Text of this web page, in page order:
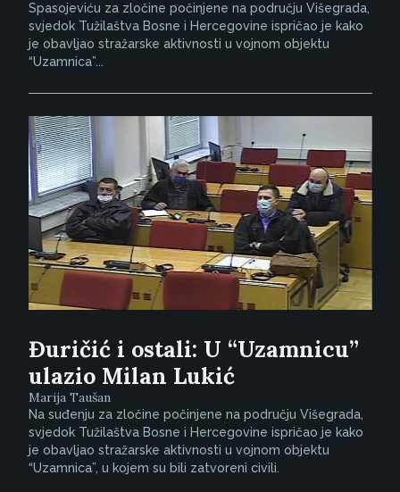
Spasojeviću za zločine počinjene na području Višegrada,
svjedok Tužilaštva Bosne i Hercegovine ispričao je kako
je obavljao stražarske aktivnosti u vojnom objektu
“Uzamnica”...
Đuričić i ostali: U “Uzamnicu”
ulazio Milan Lukić
Marija Taušan
Na suđenju za zločine počinjene na području Višegrada,
svjedok Tužilaštva Bosne i Hercegovine ispričao je kako
je obavljao stražarske aktivnosti u vojnom objektu
“Uzamnica”, u kojem su bili zatvoreni civili.